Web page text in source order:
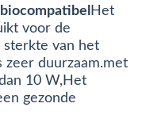
Het
voor de
sterkte van het
zeer duurzaam.met
10 W,Het
gezonde